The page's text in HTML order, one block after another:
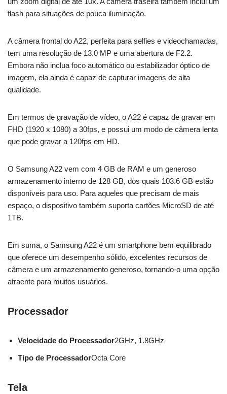
flash para situações de pouca iluminação.
A câmera frontal do A22, perfeita para selfies e videochamadas,
tem uma resolução de 13.0 MP e uma abertura de F2.2.
Embora não inclua foco automático ou estabilizador óptico de
imagem, ela ainda é capaz de capturar imagens de alta
qualidade.
Em termos de gravação de vídeo, o A22 é capaz de gravar em
FHD (1920 x 1080) a 30fps, e possui um modo de câmera lenta
que pode gravar a 120fps em HD.
O Samsung A22 vem com 4 GB de RAM e um generoso
armazenamento interno de 128 GB, dos quais 103.6 GB estão
disponíveis para uso. Para aqueles que precisam de mais
espaço, o dispositivo também suporta cartões MicroSD de até
1TB.
Em suma, o Samsung A22 é um smartphone bem equilibrado
que oferece um desempenho sólido, excelentes recursos de
câmera e um armazenamento generoso, tornando-o uma opção
atraente para muitos usuários.
Processador
Velocidade do Processador2GHz, 1.8GHz
Tipo de ProcessadorOcta Core
Tela